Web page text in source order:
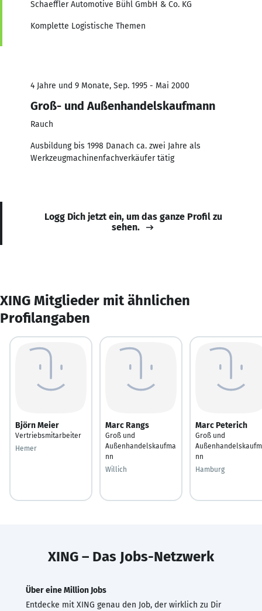
Schaeffler Automotive Bühl GmbH & Co. KG
Komplette Logistische Themen
4 Jahre und 9 Monate, Sep. 1995 - Mai 2000
Groß- und Außenhandelskaufmann
Rauch
Ausbildung bis 1998 Danach ca. zwei Jahre als
Werkzeugmachinenfachverkäufer tätig
Logg Dich jetzt ein, um das ganze Profil zu
sehen.
XING Mitglieder mit ähnlichen
Profilangaben
Björn Meier
Vertriebsmitarbeiter
Hemer
Marc Rangs
Groß und
Außenhandelskaufma
nn
Willich
Marc Peterich
Groß und
nn
Hamburg
XING – Das Jobs-Netzwerk
Über eine Million Jobs
Entdecke mit XING genau den Job, der wirklich zu Dir